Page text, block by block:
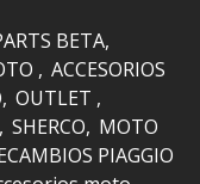
BETA
ACCESORIOS
OUTLET
SHERCO MOTO
PIAGGIO